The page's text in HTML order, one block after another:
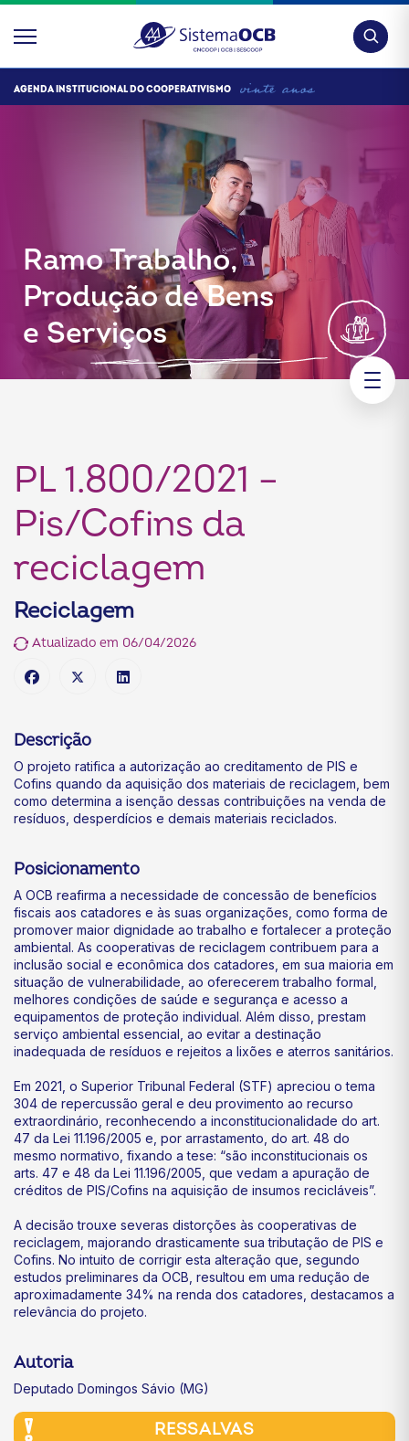
AGENDA INSTITUCIONAL DO COOPERATIVISMO
Ramo Trabalho,
Produção de Bens
e Serviços
PL 1.800/2021 –
Pis/Cofins da
reciclagem
Reciclagem
Atualizado em 06/04/2026
Descrição
O projeto ratifica a autorização ao creditamento de PIS e
Cofins quando da aquisição dos materiais de reciclagem, bem
como determina a isenção dessas contribuições na venda de
resíduos, desperdícios e demais materiais reciclados.
Posicionamento
A OCB reafirma a necessidade de concessão de benefícios
fiscais aos catadores e às suas organizações, como forma de
promover maior dignidade ao trabalho e fortalecer a proteção
ambiental. As cooperativas de reciclagem contribuem para a
inclusão social e econômica dos catadores, em sua maioria em
situação de vulnerabilidade, ao oferecerem trabalho formal,
melhores condições de saúde e segurança e acesso a
equipamentos de proteção individual. Além disso, prestam
serviço ambiental essencial, ao evitar a destinação
inadequada de resíduos e rejeitos a lixões e aterros sanitários.
Em 2021, o Superior Tribunal Federal (STF) apreciou o tema
304 de repercussão geral e deu provimento ao recurso
extraordinário, reconhecendo a inconstitucionalidade do art.
47 da Lei 11.196/2005 e, por arrastamento, do art. 48 do
mesmo normativo, fixando a tese: “são inconstitucionais os
arts. 47 e 48 da Lei 11.196/2005, que vedam a apuração de
créditos de PIS/Cofins na aquisição de insumos recicláveis”.
A decisão trouxe severas distorções às cooperativas de
reciclagem, majorando drasticamente sua tributação de PIS e
Cofins. No intuito de corrigir esta alteração que, segundo
estudos preliminares da OCB, resultou em uma redução de
aproximadamente 34% na renda dos catadores, destacamos a
relevância do projeto.
Autoria
Deputado Domingos Sávio (MG)
RESSALVAS